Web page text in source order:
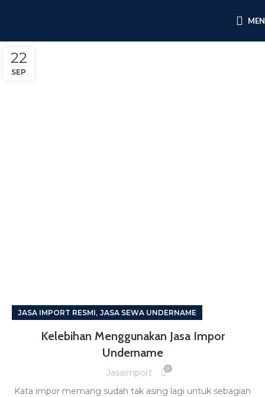
22
SEP
JASA IMPORT RESMI, JASA SEWA UNDERNAME
Kelebihan Menggunakan Jasa Impor
Undername
Jasaimport 0
Kata impor memang sudah tak asing lagi untuk sebagian